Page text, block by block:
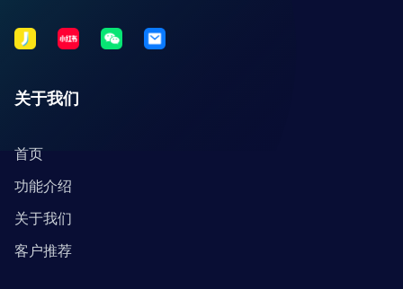
关于我们
首页
功能介绍
关于我们
客户推荐